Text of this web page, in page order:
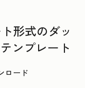
形式のダッ
ンプレート
ロード